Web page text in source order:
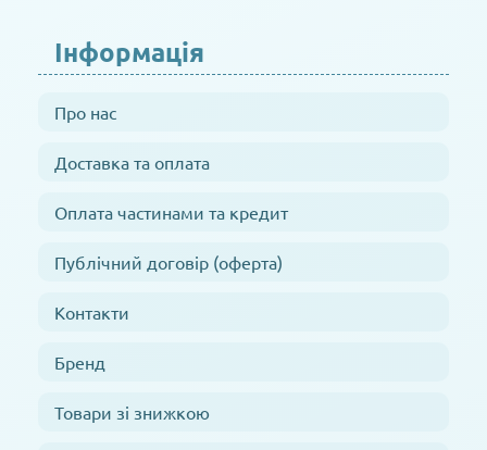
Інформація
Про нас
Доставка та оплата
Оплата частинами та кредит
Публічний договір (оферта)
Контакти
Бренд
Товари зі знижкою